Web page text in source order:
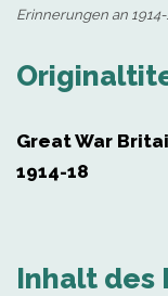
Erinnerungen an
Great War
1914-18
Inhalt des